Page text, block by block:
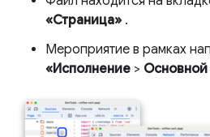
«Страница» .
Мероприятие в рамках
«Исполнение > Основной